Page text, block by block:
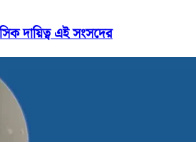
দায়িত্ব এই সংসদের